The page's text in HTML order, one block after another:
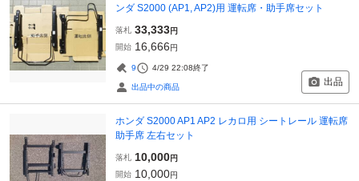
ンダ S2000 (AP1, AP2)用 運転席・助手席セット
落札 33,333円
開始 16,666円
9 4/29 22:08終了
出品中の商品 出品
ホンダ S2000 AP1 AP2 レカロ用 シートレール 運転席
助手席 左右セット
落札 10,000円
開始 10,000円